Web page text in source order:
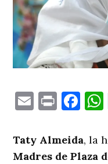
EmailPrint
Taty Almeida, la
Madres de Plaza